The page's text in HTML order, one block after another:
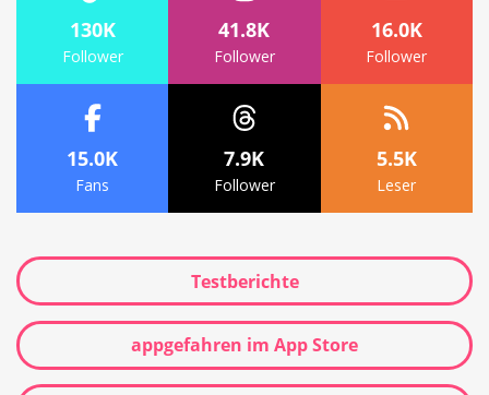
130K
Follower
41.8K
Follower
16.0K
Follower
15.0K
Fans
7.9K
Follower
5.5K
Leser
Testberichte
appgefahren im App Store